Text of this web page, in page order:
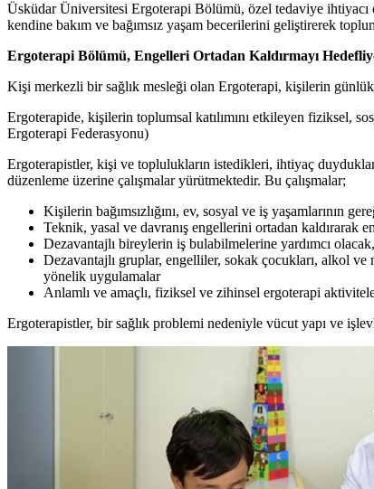
Üsküdar Üniversitesi Ergoterapi Bölümü, özel tedaviye
kendine bakım ve bağımsız yaşam becerilerini geliştirerek
Ergoterapi Bölümü, Engelleri Ortadan Kaldırmayı
Kişi merkezli bir sağlık mesleği olan Ergoterapi, kişilerin günlük
Ergoterapide, kişilerin toplumsal katılımını etkileyen fiziksel,
Ergoterapi Federasyonu)
Ergoterapistler, kişi ve toplulukların istedikleri, ihtiyaç
düzenleme üzerine çalışmalar yürütmektedir. Bu çalışmalar;
Kişilerin bağımsızlığını, ev, sosyal ve iş yaşamlarının
Teknik, yasal ve davranış engellerini ortadan kaldırarak
Dezavantajlı bireylerin iş bulabilmelerine yardımcı
Dezavantajlı gruplar, engelliler, sokak çocukları, alkol ve
yönelik uygulamalar
Anlamlı ve amaçlı, fiziksel ve zihinsel ergoterapi
Ergoterapistler, bir sağlık problemi nedeniyle vücut yapı ve